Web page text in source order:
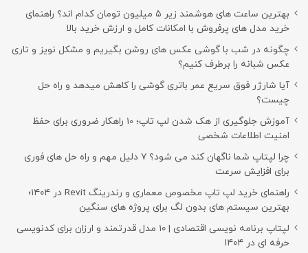
بهترین ساعت های هوشمند زیر ۵ میلیون تومان کدام اند؟ راهنمای
خرید مدل های پرفروش با امکانات کامل و ارزش خرید بالا
چگونه در شب با گوشی عکس های روشن بگیریم و مشکل نویز و تاری
عکس شبانه را برطرف کنیم؟
آیا شارژر فوق سریع عمر باتری گوشی را کاهش میدهد و راه حل
چیست؟
آموزش جلوگیری از هک شدن لپ تاپ؛ 10 راهکار ضروری برای حفظ
امنیت اطلاعات شخصی
چرا لپتاپ شما ناگهان کند می شود؟ ۷ دلیل مهم و راه حل های فوری
برای افزایش سرعت
راهنمای خرید لپ تاپ مخصوص معماری و رندرینگ Revit در ۱۴۰۴؛
بهترین سیستم های بدون لگ برای پروژه های سنگین
لپتاپ برنامه نویسی اقتصادی | ۱۰ مدل قدرتمند و ارزان برای کدنویسی
حرفه ای در ۱۴۰۴